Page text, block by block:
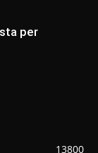
per
13800